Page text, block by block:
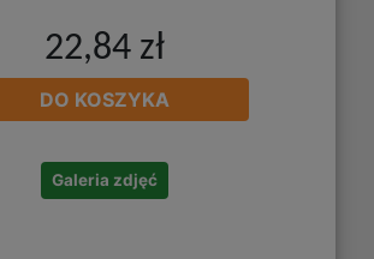
22,84 zł
DO KOSZYKA
Galeria zdjęć